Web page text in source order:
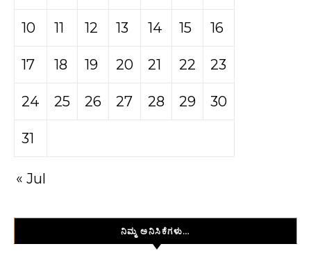
10 11 12 13 14 15 16
17 18 19 20 21 22 23
24 25 26 27 28 29 30
31
« Jul
ನಿಮ್ಮ ಅನಿಸಿಕೆಗಳು…